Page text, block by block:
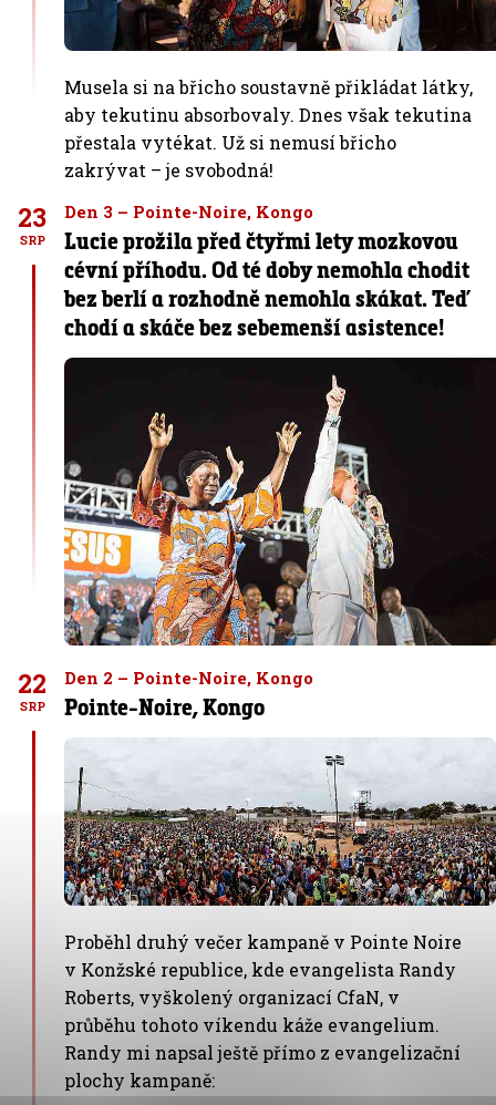
Musela si na břicho soustavně přikládat látky,
aby tekutinu absorbovaly. Dnes však tekutina
přestala vytékat. Už si nemusí břicho
zakrývat – je svobodná!
23
SRP
Den 3 – Pointe-Noire, Kongo
Lucie prožila před čtyřmi lety mozkovou
cévní příhodu. Od té doby nemohla chodit
bez berlí a rozhodně nemohla skákat. Teď
chodí a skáče bez sebemenší asistence!
22
SRP
Den 2 – Pointe-Noire, Kongo
Pointe-Noire, Kongo
Proběhl druhý večer kampaně v Pointe Noire
v Konžské republice, kde evangelista Randy
Roberts, vyškolený organizací CfaN, v
průběhu tohoto víkendu káže evangelium.
Randy mi napsal ještě přímo z evangelizační
plochy kampaně: